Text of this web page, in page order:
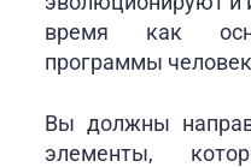
время как
программы
Вы должны
элементы,